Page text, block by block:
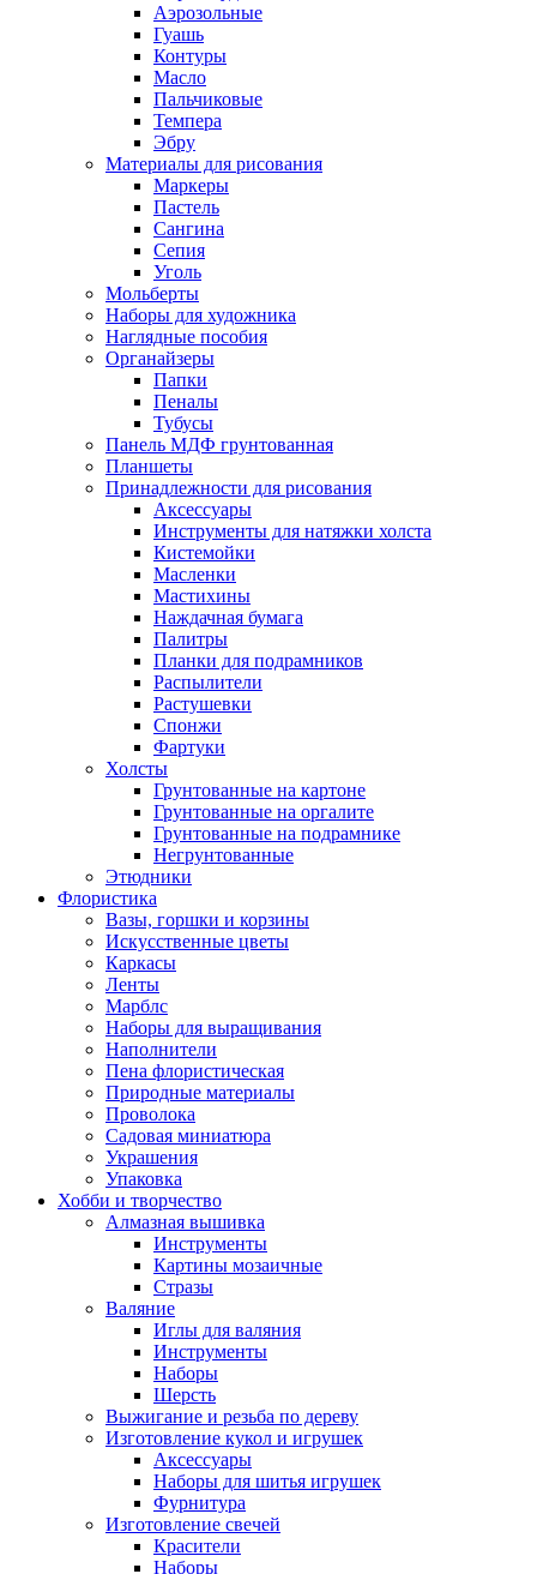
Аэрозольные
Гуашь
Контуры
Масло
Пальчиковые
Темпера
Эбру
Материалы для рисования
Маркеры
Пастель
Сангина
Сепия
Уголь
Мольберты
Наборы для художника
Наглядные пособия
Органайзеры
Папки
Пеналы
Тубусы
Панель МДФ грунтованная
Планшеты
Принадлежности для рисования
Аксессуары
Инструменты для натяжки холста
Кистемойки
Масленки
Мастихины
Наждачная бумага
Палитры
Планки для подрамников
Распылители
Растушевки
Спонжи
Фартуки
Холсты
Грунтованные на картоне
Грунтованные на оргалите
Грунтованные на подрамнике
Негрунтованные
Этюдники
Флористика
Вазы, горшки и корзины
Искусственные цветы
Каркасы
Ленты
Марблс
Наборы для выращивания
Наполнители
Пена флористическая
Природные материалы
Проволока
Садовая миниатюра
Украшения
Упаковка
Хобби и творчество
Алмазная вышивка
Инструменты
Картины мозаичные
Стразы
Валяние
Иглы для валяния
Инструменты
Наборы
Шерсть
Выжигание и резьба по дереву
Изготовление кукол и игрушек
Аксессуары
Наборы для шитья игрушек
Фурнитура
Изготовление свечей
Красители
Наборы